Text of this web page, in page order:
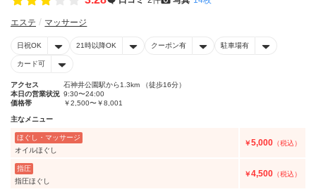
エステ マッサージ
日祝OK 21時以降OK クーポン有 駐車場有
カード可
アクセス
石神井公園駅から1.3km （徒歩16分）
本日の営業状況 9:30〜24:00
価格帯
￥2,500〜￥8,001
主なメニュー
ほぐし・マッサージ
オイルほぐし
￥5,000 （税込）
指圧
指圧ほぐし
￥4,500 （税込）